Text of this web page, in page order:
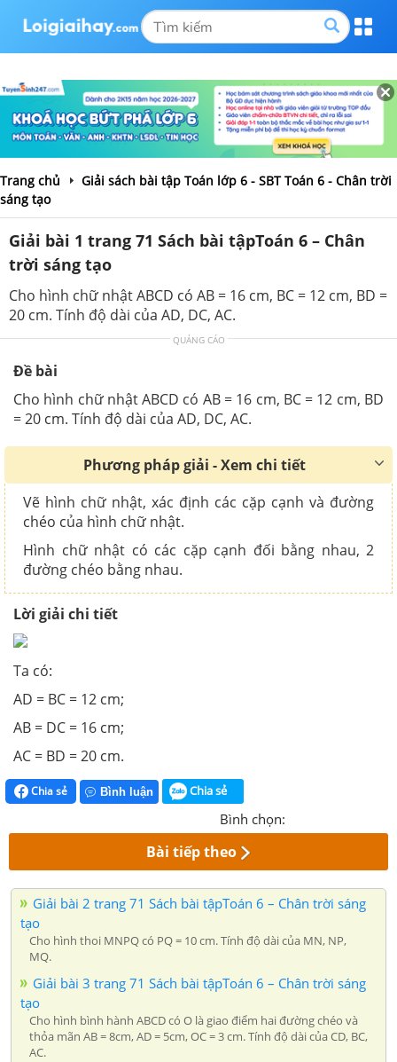
Trang chủ
Giải sách bài tập Toán lớp 6 - SBT Toán 6 - Chân trời
sáng tạo
Giải bài 1 trang 71 Sách bài tậpToán 6 – Chân
trời sáng tạo
Cho hình chữ nhật ABCD có AB = 16 cm, BC = 12 cm, BD =
20 cm. Tính độ dài của AD, DC, AC.
QUẢNG CÁO
Đề bài
Cho hình chữ nhật ABCD có AB = 16 cm, BC = 12 cm, BD
= 20 cm. Tính độ dài của AD, DC, AC.
Phương pháp giải - Xem chi tiết
Vẽ hình chữ nhật, xác định các cặp cạnh và đường
chéo của hình chữ nhật.
Hình chữ nhật có các cặp cạnh đối bằng nhau, 2
đường chéo bằng nhau.
Lời giải chi tiết
Ta có:
AD = BC = 12 cm;
AB = DC = 16 cm;
AC = BD = 20 cm.
Chia sẻ Bình luận Chia sẻ
Bình chọn:
Bài tiếp theo
Giải bài 2 trang 71 Sách bài tậpToán 6 – Chân trời sáng
tạo
Cho hình thoi MNPQ có PQ = 10 cm. Tính độ dài của MN, NP,
MQ.
Giải bài 3 trang 71 Sách bài tậpToán 6 – Chân trời sáng
tạo
Cho hình bình hành ABCD có O là giao điểm hai đường chéo và
thỏa mãn AB = 8cm, AD = 5cm, OC = 3 cm. Tính độ dài của CD, BC,
AC.